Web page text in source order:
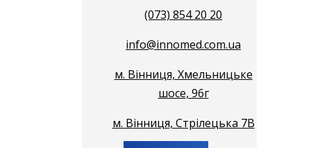
(073) 854 20 20
info@innomed.com.ua
м. Вінниця, Хмельницьке
шосе, 96г
м. Вінниця, Стрілецька 7В